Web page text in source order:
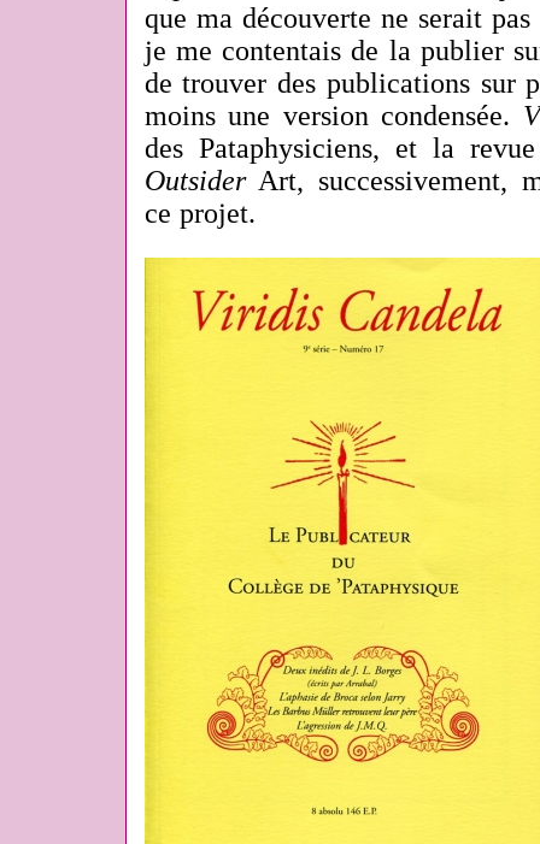
que ma découverte ne serait
je me contentais de la publier
de trouver des publications sur
moins une version condensée.
des Pataphysiciens, et la
OutsiderArt, successivement,
ce projet.